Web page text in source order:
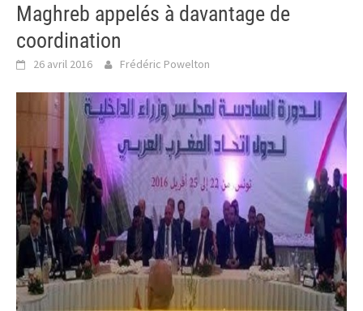
Maghreb appelés à davantage de
coordination
26 avril 2016 Frédéric Powelton